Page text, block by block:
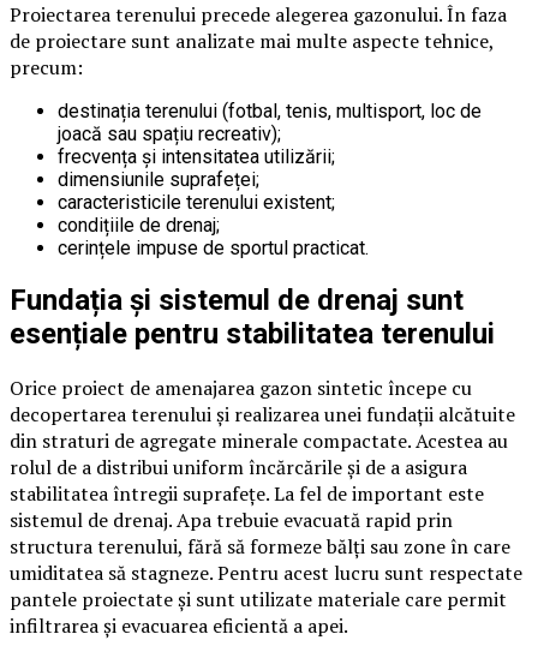
Proiectarea terenului precede alegerea gazonului. În faza
de proiectare sunt analizate mai multe aspecte tehnice,
precum:
destinația terenului (fotbal, tenis, multisport, loc de
joacă sau spațiu recreativ);
frecvența și intensitatea utilizării;
dimensiunile suprafeței;
caracteristicile terenului existent;
condițiile de drenaj;
cerințele impuse de sportul practicat.
Fundația și sistemul de drenaj sunt
esențiale pentru stabilitatea terenului
Orice proiect de amenajarea gazon sintetic începe cu
decopertarea terenului și realizarea unei fundații alcătuite
din straturi de agregate minerale compactate. Acestea au
rolul de a distribui uniform încărcările și de a asigura
stabilitatea întregii suprafețe. La fel de important este
sistemul de drenaj. Apa trebuie evacuată rapid prin
structura terenului, fără să formeze bălți sau zone în care
umiditatea să stagneze. Pentru acest lucru sunt respectate
pantele proiectate și sunt utilizate materiale care permit
infiltrarea și evacuarea eficientă a apei.